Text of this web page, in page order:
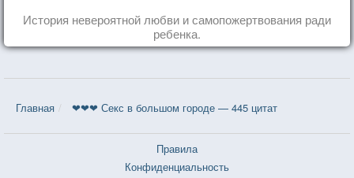
История невероятной любви и самопожертвования ради
ребенка.
Главная ❤❤❤ Секс в большом городе — 445 цитат
Правила
Конфиденциальность